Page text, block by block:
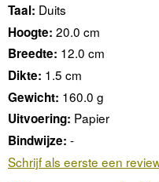
Taal: Duits
Hoogte: 20.0 cm
Breedte: 12.0 cm
Dikte: 1.5 cm
Gewicht: 160.0 g
Uitvoering: Papier
Bindwijze: -
Schrijf als eerste een